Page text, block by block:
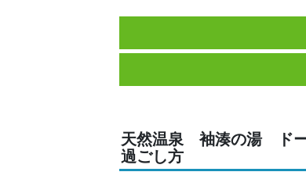
天然温泉 袖湊の湯 ドー
過ごし方